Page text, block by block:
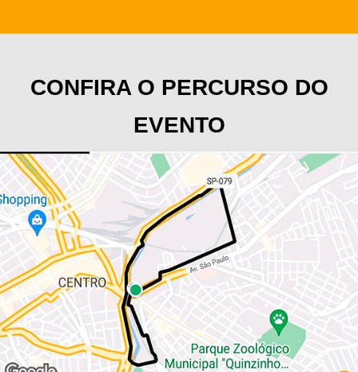
CONFIRA O PERCURSO DO
EVENTO